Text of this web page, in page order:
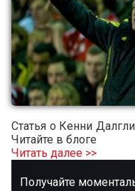
Статья о Кенни
Читайте в блоге
Читать далее >>
Получайте